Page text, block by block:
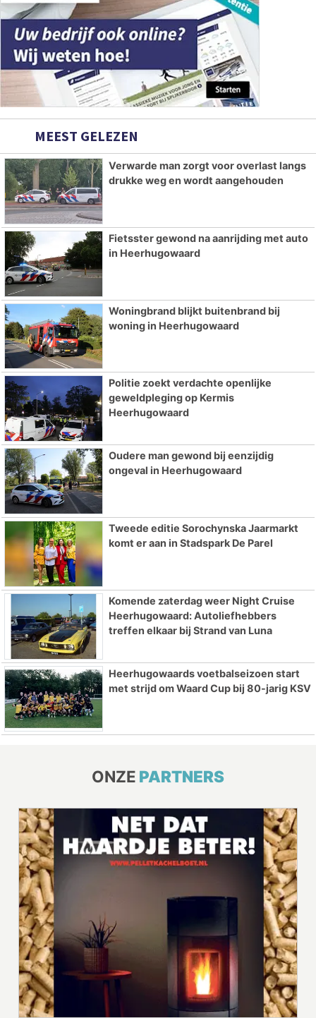
MEEST GELEZEN
Verwarde man zorgt voor overlast langs
drukke weg en wordt aangehouden
Fietsster gewond na aanrijding met auto
in Heerhugowaard
Woningbrand blijkt buitenbrand bij
woning in Heerhugowaard
Politie zoekt verdachte openlijke
geweldpleging op Kermis
Heerhugowaard
Oudere man gewond bij eenzijdig
ongeval in Heerhugowaard
Tweede editie Sorochynska Jaarmarkt
komt er aan in Stadspark De Parel
Komende zaterdag weer Night Cruise
Heerhugowaard: Autoliefhebbers
treffen elkaar bij Strand van Luna
Heerhugowaards voetbalseizoen start
met strijd om Waard Cup bij 80-jarig KSV
ONZE PARTNERS